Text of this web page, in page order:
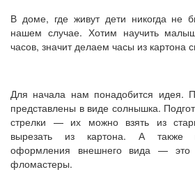
В доме, где живут дети никогда не
нашем случае. Хотим научить
часов, значит делаем часы из картона
Для начала нам понадобится идея.
представлены в виде солнышка.
стрелки — их можно взять из
вырезать из картона. А также
оформления внешнего вида — это
фломастеры.